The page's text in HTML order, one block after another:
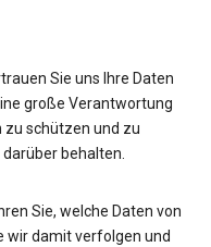
Sie uns Ihre Daten
große Verantwortung
zu schützen und zu
behalten.
Sie, welche Daten von
wir damit verfolgen und